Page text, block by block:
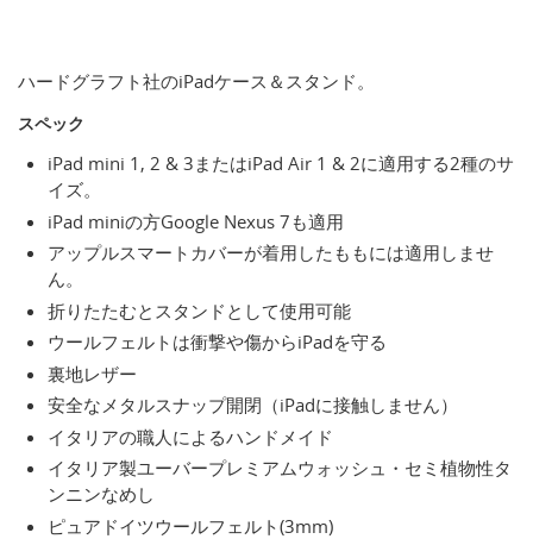
ハードグラフト社のiPadケース＆スタンド。
スペック
iPad mini 1, 2 & 3またはiPad Air 1 & 2に適用する2種のサ
イズ。
iPad miniの方Google Nexus 7も適用
アップルスマートカバーが着用したももには適用しませ
ん。
折りたたむとスタンドとして使用可能
ウールフェルトは衝撃や傷からiPadを守る
裏地レザー
安全なメタルスナップ開閉（iPadに接触しません）
イタリアの職人によるハンドメイド
イタリア製ユーバープレミアムウォッシュ・セミ植物性タ
ンニンなめし
ピュアドイツウールフェルト(3mm)